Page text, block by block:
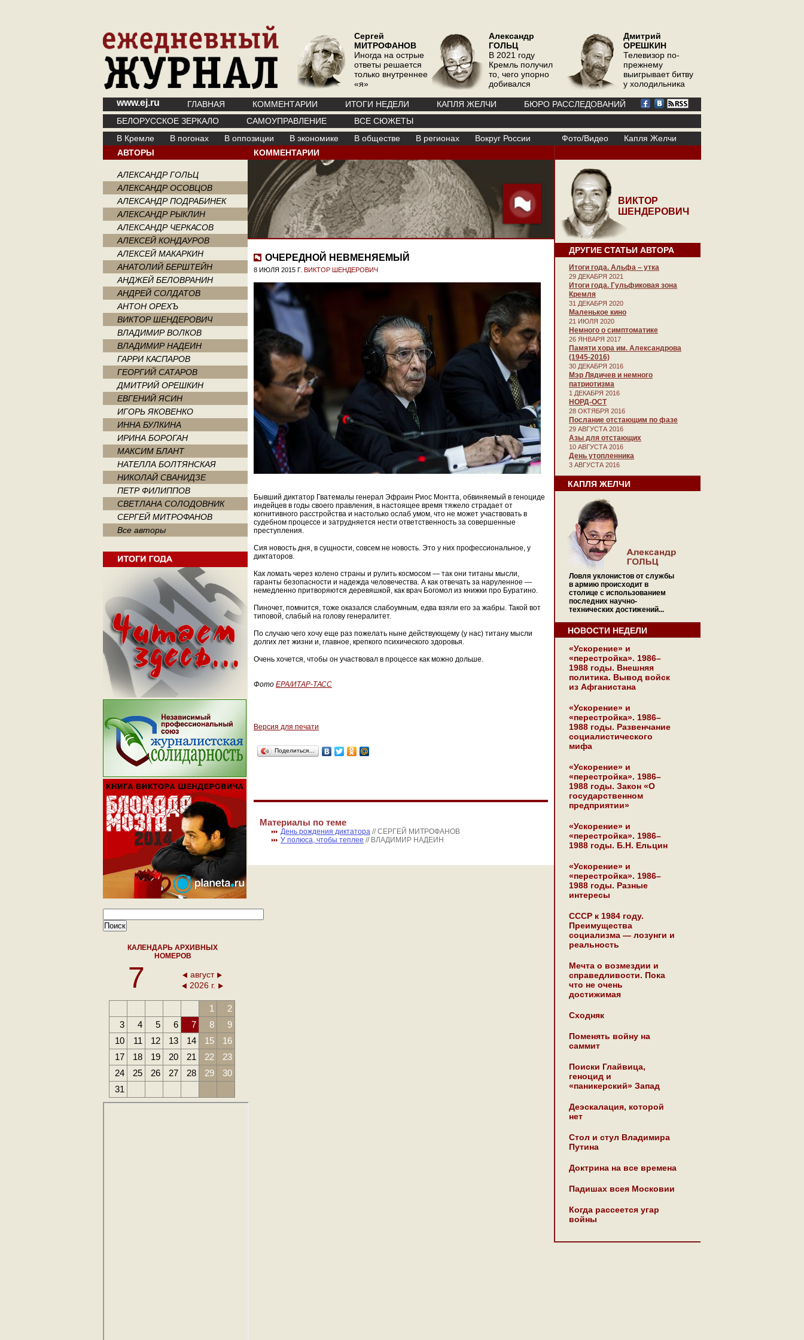
Сергей
МИТРОФАНОВ
Иногда на острые
ответы решается
только внутреннее
«я»
Александр
ГОЛЬЦ
В 2021 году
Кремль получил
то, чего упорно
добивался
Дмитрий
ОРЕШКИН
Телевизор по-
прежнему
выигрывает битву
у холодильника
www.ej.ru ГЛАВНАЯ КОММЕНТАРИИ ИТОГИ НЕДЕЛИ КАПЛЯ ЖЕЛЧИ
БЮРО РАССЛЕДОВАНИЙ
БЕЛОРУССКОЕ ЗЕРКАЛО
САМОУПРАВЛЕНИЕ
ВСЕ СЮЖЕТЫ
В Кремле
В погонах В оппозиции В экономике В обществе В регионах Вокруг России Фото/Видео
Капля Желчи
АВТОРЫ
АЛЕКСАНДР ГОЛЬЦ
АЛЕКСАНДР ОСОВЦОВ
АЛЕКСАНДР ПОДРАБИНЕК
АЛЕКСАНДР РЫКЛИН
АЛЕКСАНДР ЧЕРКАСОВ
АЛЕКСЕЙ КОНДАУРОВ
АЛЕКСЕЙ МАКАРКИН
АНАТОЛИЙ БЕРШТЕЙН
АНДЖЕЙ БЕЛОВРАНИН
АНДРЕЙ СОЛДАТОВ
АНТОН ОРЕХЪ
ВИКТОР ШЕНДЕРОВИЧ
ВЛАДИМИР ВОЛКОВ
ВЛАДИМИР НАДЕИН
ГАРРИ КАСПАРОВ
ГЕОРГИЙ САТАРОВ
ДМИТРИЙ ОРЕШКИН
ЕВГЕНИЙ ЯСИН
ИГОРЬ ЯКОВЕНКО
ИННА БУЛКИНА
ИРИНА БОРОГАН
МАКСИМ БЛАНТ
НАТЕЛЛА БОЛТЯНСКАЯ
НИКОЛАЙ СВАНИДЗЕ
ПЕТР ФИЛИППОВ
СВЕТЛАНА СОЛОДОВНИК
СЕРГЕЙ МИТРОФАНОВ
Все авторы
КАЛЕНДАРЬ АРХИВНЫХ
НОМЕРОВ
7
август
2026 г.
1
2
3
4 5 6 7 8
9
10
11 12 13 14 15
16
17
18 19 20 21 22
23
24
25 26 27 28 29
30
31
КОММЕНТАРИИ
ОЧЕРЕДНОЙ НЕВМЕНЯЕМЫЙ
8 ИЮЛЯ 2015 Г. ВИКТОР ШЕНДЕРОВИЧ
Бывший диктатор Гватемалы генерал Эфраин Риос Монтта, обвиняемый в геноциде
индейцев в годы своего правления, в настоящее время тяжело страдает от
когнитивного расстройства и настолько ослаб умом, что не может участвовать в
судебном процессе и затрудняется нести ответственность за совершенные
преступления.
Сия новость дня, в сущности, совсем не новость. Это у них профессиональное, у
диктаторов.
Как ломать через колено страны и рулить космосом — так они титаны мысли,
гаранты безопасности и надежда человечества. А как отвечать за наруленное —
немедленно притворяются деревяшкой, как врач Богомол из книжки про Буратино.
Пиночет, помнится, тоже оказался слабоумным, едва взяли его за жабры. Такой вот
типовой, слабый на голову генералитет.
По случаю чего хочу еще раз пожелать ныне действующему (у нас) титану мысли
долгих лет жизни и, главное, крепкого психического здоровья.
Очень хочется, чтобы он участвовал в процессе как можно дольше.
Фото EPA/ИТАР-ТАСС
Версия для печати
Поделиться…
Материалы по теме
День рождения диктатора // СЕРГЕЙ МИТРОФАНОВ
У полюса, чтобы теплее // ВЛАДИМИР НАДЕИН
ВИКТОР
ШЕНДЕРОВИЧ
ДРУГИЕ СТАТЬИ АВТОРА
Итоги года. Альфа – утка
29 ДЕКАБРЯ 2021
Итоги года. Гульфиковая зона
Кремля
31 ДЕКАБРЯ 2020
Маленькое кино
21 ИЮЛЯ 2020
Немного о симптоматике
26 ЯНВАРЯ 2017
Памяти хора им. Александрова
(1945-2016)
30 ДЕКАБРЯ 2016
Мэр Лядичев и немного
патриотизма
1 ДЕКАБРЯ 2016
НОРД-ОСТ
28 ОКТЯБРЯ 2016
Послание отстающим по фазе
29 АВГУСТА 2016
Азы для отстающих
10 АВГУСТА 2016
День утопленника
3 АВГУСТА 2016
КАПЛЯ ЖЕЛЧИ
Ловля уклонистов от службы
в армию происходит в
столице с использованием
последних научно-
технических достижений...
НОВОСТИ НЕДЕЛИ
«Ускорение» и
«перестройка». 1986–
1988 годы. Внешняя
политика. Вывод войск
из Афганистана
«Ускорение» и
«перестройка». 1986–
1988 годы. Развенчание
социалистического
мифа
«Ускорение» и
«перестройка». 1986–
1988 годы. Закон «О
государственном
предприятии»
«Ускорение» и
«перестройка». 1986–
1988 годы. Б.Н. Ельцин
«Ускорение» и
«перестройка». 1986–
1988 годы. Разные
интересы
СССР к 1984 году.
Преимущества
социализма — лозунги и
реальность
Мечта о возмездии и
справедливости. Пока
что не очень
достижимая
Сходняк
Поменять войну на
саммит
Поиски Глайвица,
геноцид и
«паникерский» Запад
Деэскалация, которой
нет
Стол и стул Владимира
Путина
Доктрина на все времена
Падишах всея Московии
Когда рассеется угар
войны